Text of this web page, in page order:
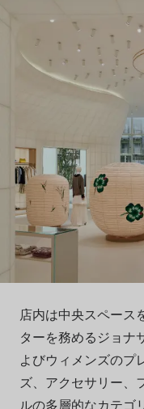
店内は中央スペース
ターを務めるジョナ
よびウィメンズのプ
ズ、アクセサリー、
ルの多層的なカテゴ